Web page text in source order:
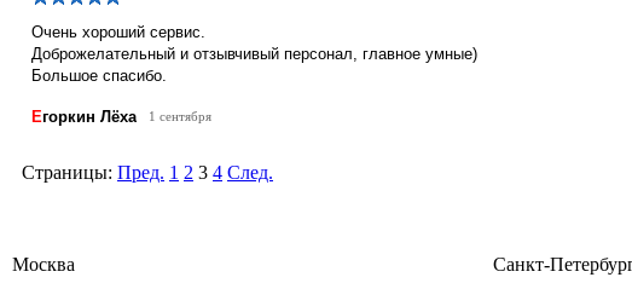
Очень хороший сервис.
Доброжелательный и отзывчивый персонал, главное умные)
Большое спасибо.
Егоркин Лёха 1 сентября
Страницы: Пред. 1 2 3 4 След.
Москва Санкт-